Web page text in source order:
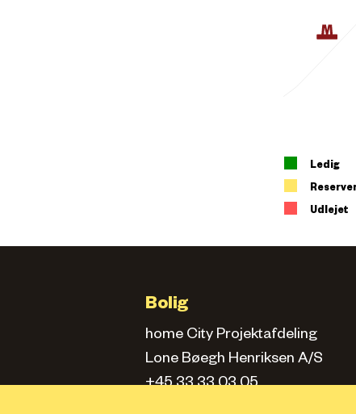
Ledig
Udlejet
Bolig
home City Projektafdeling
Lone Bøegh Henriksen A/S
+45 33 33 03 05